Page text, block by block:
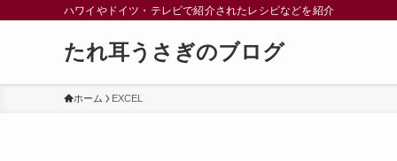
ハワイやドイツ・テレビで紹介されたレシピなどを紹介
たれ耳うさぎのブログ
ホーム EXCEL